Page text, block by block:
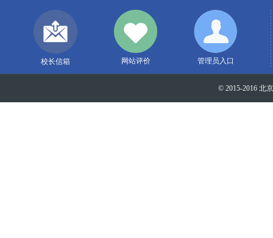
校长信箱 网站评价 管理员入口
© 2015-2016